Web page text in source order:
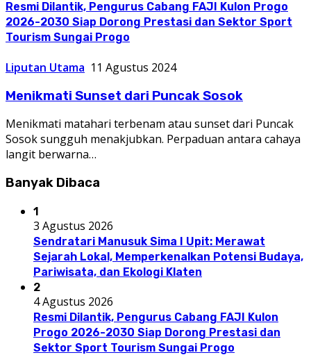
Resmi Dilantik, Pengurus Cabang FAJI Kulon Progo
2026-2030 Siap Dorong Prestasi dan Sektor Sport
Tourism Sungai Progo
Liputan Utama 11 Agustus 2024
Menikmati Sunset dari Puncak Sosok
Menikmati matahari terbenam atau sunset dari Puncak
Sosok sungguh menakjubkan. Perpaduan antara cahaya
langit berwarna…
Banyak Dibaca
1
3 Agustus 2026
Sendratari Manusuk Sima I Upit: Merawat
Sejarah Lokal, Memperkenalkan Potensi Budaya,
Pariwisata, dan Ekologi Klaten
2
4 Agustus 2026
Resmi Dilantik, Pengurus Cabang FAJI Kulon
Progo 2026-2030 Siap Dorong Prestasi dan
Sektor Sport Tourism Sungai Progo